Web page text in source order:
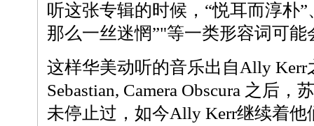
听这张专辑的时候，“悦耳而淳朴”
那么一丝迷惘”"等一类形容词可能
这样华美动听的音乐出自Ally Kerr
Sebastian, Camera Obscura 之后
未停止过，如今Ally Kerr继续着